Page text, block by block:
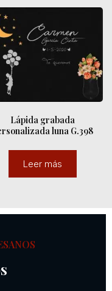
Lápida grabada
luna G.398
Leer más